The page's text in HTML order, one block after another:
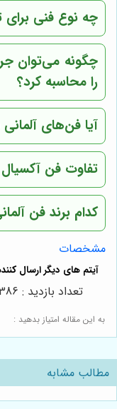
چه نوع فنی
چگونه می‌توان
را محاسبه کرد؟
آیا فن‌های آلمانی
تفاوت فن
کدام برند فن
مشخصات
به این مقاله امتیاز بدهید :
تعداد بازدید : 386
مطالب مشابه